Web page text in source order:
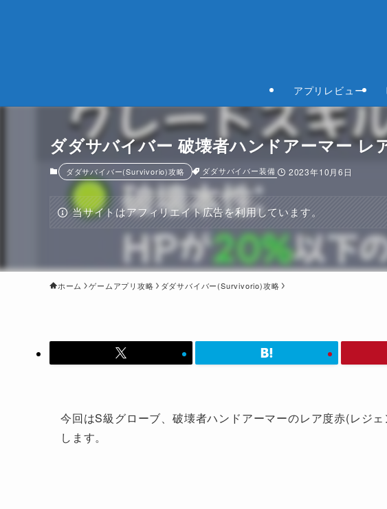
アプリレビュー
ダダサバイバー 破壊者ハンドアーマー レ
ダダサバイバー(Survivorio)攻略 ダダサバイバー装備 2023年10月6日
当サイトはアフィリエイト広告を利用しています。
ホーム ゲームアプリ攻略 ダダサバイバー(Survivorio)攻略
今回はS級グローブ、破壊者ハンドアーマーのレア度赤(レジ
します。